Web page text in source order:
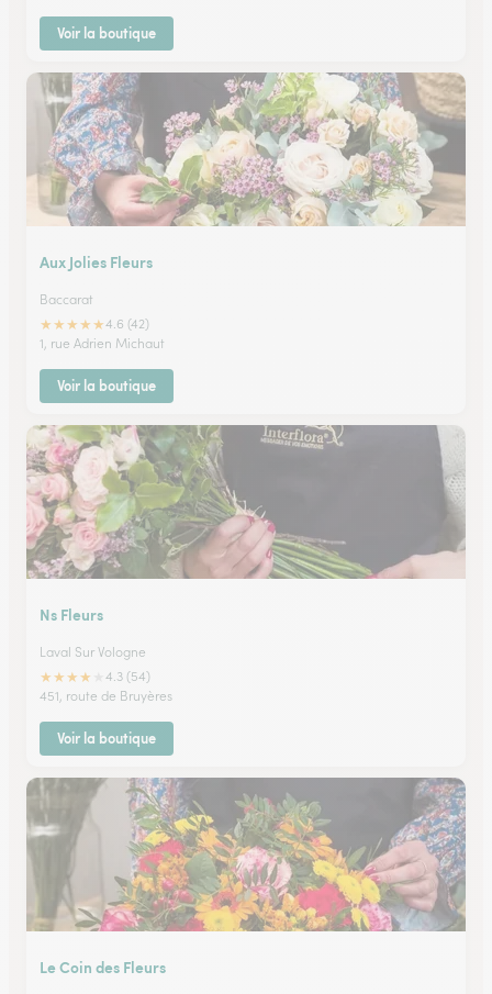
Voir la boutique
Aux Jolies Fleurs
Baccarat
★★★★★4.6 (42)
1, rue Adrien Michaut
Voir la boutique
Ns Fleurs
Laval Sur Vologne
★★★★
4.3 (54)
451, route de Bruyères
Voir la boutique
Le Coin des Fleurs